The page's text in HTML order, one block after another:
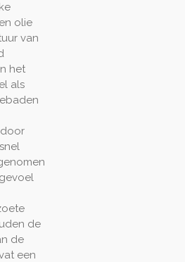
olie
van
het
als
de
de
een